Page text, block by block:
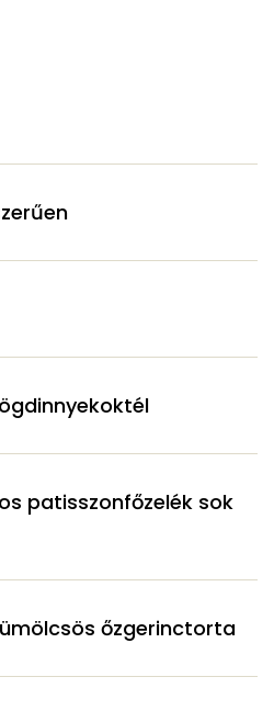
patisszonfőzelék sok
őzgerinctorta